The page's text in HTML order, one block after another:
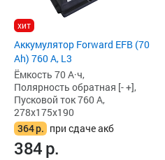
хит
Аккумулятор Forward EFB (70
Ah) 760 А, L3
Ёмкость 70 А·ч,
Полярность обратная [- +],
Пусковой ток 760 А,
278x175x190
364р. при сдаче акб
384р.